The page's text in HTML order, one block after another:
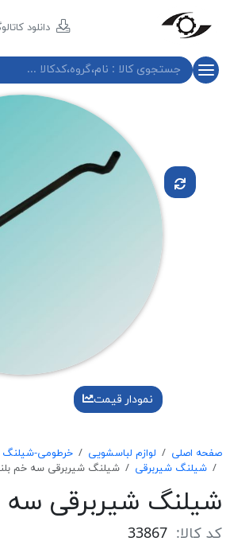
دانلود
نمودار قیمت
صفحه اصلی لوازم لباسشویی
خرطومی-شیلنگ
شیلنگ شیربرقی
شیلنگ شیربرقی سه خم
شیلنگ شیربرقی سه
کد کالا: 33867